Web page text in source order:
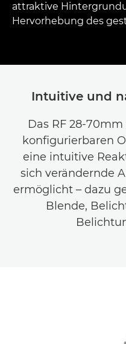
attraktive
Hervorhebung des
Intuitive und
Das RF 28-
konfigurierbaren
eine intuitive
sich verändernde
ermöglicht – dazu
Blende,